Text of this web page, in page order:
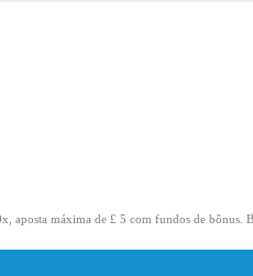
aposta máxima de £ 5 com fundos de bônus.